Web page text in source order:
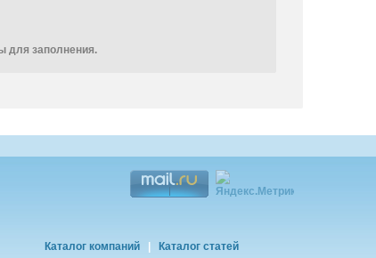
для заполнения.
Каталог компаний Каталог статей